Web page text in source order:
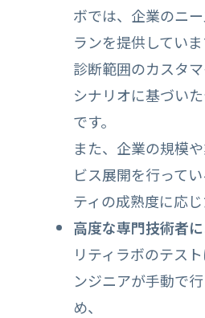
ボでは、企業のニ
ランを提供していま
診断範囲のカスタ
シナリオに基づい
です。
また、企業の規模
ビス展開を行って
ティの成熟度に応じ
高度な専門技術者
リティラボのテス
ンジニアが手動で
め、